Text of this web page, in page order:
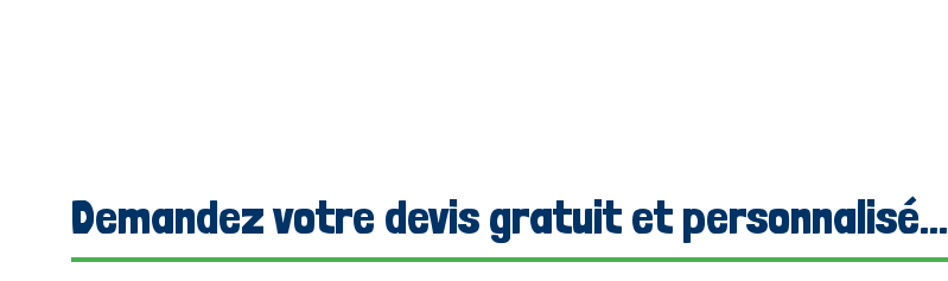
Demandez votre devis gratuit et personnalisé...